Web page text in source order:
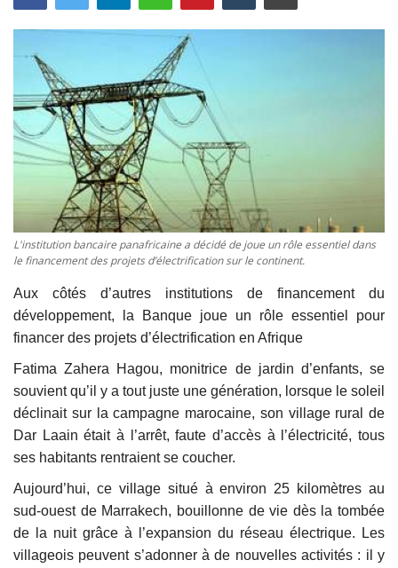
Témoignage
Business
Culture
Vidéos
Sublimes cerveaux
Sport
L'institution bancaire panafricaine a décidé de joue un rôle essentiel dans
le financement des projets d’électrification sur le continent.
Aux côtés d’autres institutions de financement du
développement, la Banque joue un rôle essentiel pour
financer des projets d’électrification en Afrique
Fatima Zahera Hagou, monitrice de jardin d’enfants, se
souvient qu’il y a tout juste une génération, lorsque le soleil
déclinait sur la campagne marocaine, son village rural de
Dar Laain était à l’arrêt, faute d’accès à l’électricité, tous
ses habitants rentraient se coucher.
Aujourd’hui, ce village situé à environ 25 kilomètres au
sud-ouest de Marrakech, bouillonne de vie dès la tombée
de la nuit grâce à l’expansion du réseau électrique. Les
villageois peuvent s’adonner à de nouvelles activités : il y